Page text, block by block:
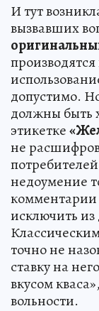
И тут
вызвавших
допустимо.
должны быть
этикетке
не
недоумение
исключить из
точно не
ставку на
вкусом
вольности.